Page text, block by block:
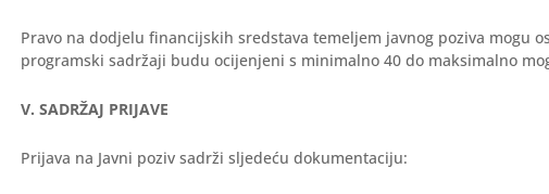
Pravo na dodjelu financijskih sredstava temeljem javnog poziva mogu
programski sadržaji budu ocijenjeni s minimalno 40 do maksimalno
V. SADRŽAJ PRIJAVE
Prijava na Javni poziv sadrži sljedeću dokumentaciju: